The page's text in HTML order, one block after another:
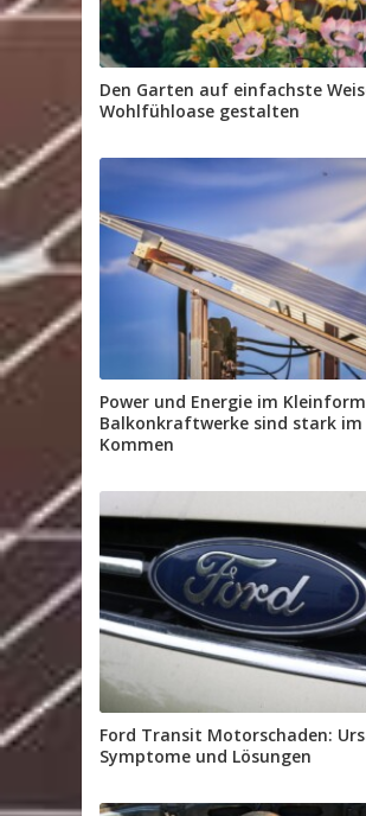
Den Garten auf einfachste
Wohlfühloase gestalten
Power und Energie im
Balkonkraftwerke sind stark im
Kommen
Ford Transit Motorschaden:
Symptome und Lösungen